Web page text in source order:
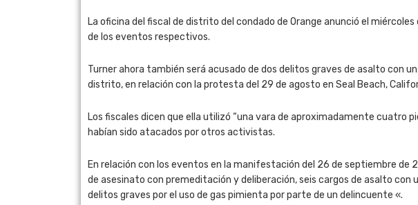
La oficina del fiscal de distrito del condado de Orange anunció el
de los eventos respectivos.
Turner ahora también será acusado de dos delitos graves de asalto con
distrito, en relación con la protesta del 29 de agosto en Seal Beach,
Los fiscales dicen que ella utilizó “una vara de aproximadamente cuatro
habían sido atacados por otros activistas.
En relación con los eventos en la manifestación del 26 de septiembre de
de asesinato con premeditación y deliberación, seis cargos de asalto con
delitos graves por el uso de gas pimienta por parte de un delincuente «.